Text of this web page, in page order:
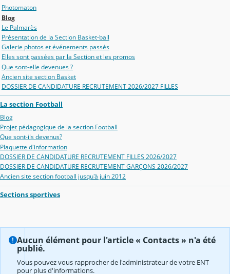
Photomaton
Blog
Le Palmarès
Présentation de la Section Basket-ball
Galerie photos et événements passés
Elles sont passées par la Section et les promos
Que sont-elle devenues ?
Ancien site section Basket
DOSSIER DE CANDIDATURE RECRUTEMENT 2026/2027 FILLES
La section Football
Blog
Projet pédagogique de la section Football
Que sont-ils devenus?
Plaquette d'information
DOSSIER DE CANDIDATURE RECRUTEMENT FILLES 2026/2027
DOSSIER DE CANDIDATURE RECRUTEMENT GARÇONS 2026/2027
Ancien site section football jusqu'à juin 2012
Sections sportives
Aucun élément pour l'article « Contacts » n'a été
publié.
Vous pouvez vous rapprocher de l'administrateur de votre ENT
pour plus d'informations.